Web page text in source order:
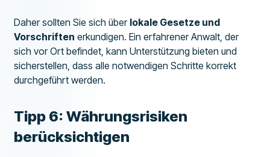
Daher sollten Sie sich über lokale Gesetze und
Vorschriften erkundigen. Ein erfahrener Anwalt, der
sich vor Ort befindet, kann Unterstützung bieten und
sicherstellen, dass alle notwendigen Schritte korrekt
durchgeführt werden.
Tipp 6: Währungsrisiken
berücksichtigen